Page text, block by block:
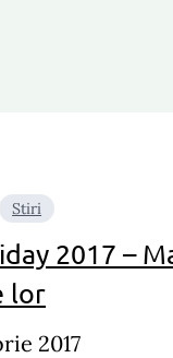
Stiri
2017 –
lor
2017